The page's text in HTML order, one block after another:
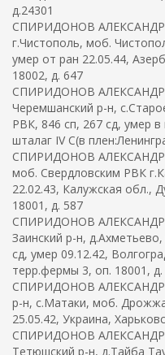
д.24301
СПИРИДОНОВ АЛЕКСАНДР
г.Чистополь, моб.
умер от ран 22.05.44,
18002, д. 647
СПИРИДОНОВ АЛЕКСАНДР
Черемшанский р-н,
РВК, 846 сп, 267 сд, умер
шталаг IV C(в
СПИРИДОНОВ АЛЕКСАНДР
моб. Свердловским РВК
22.02.43, Калужская обл.,
18001, д. 587
СПИРИДОНОВ
Заинский р-н,
сд, умер 09.12.42,
терр.фермы 3, оп. 18001, д.
СПИРИДОНОВ
р-н, с.Матаки, моб.
25.05.42, Украина,
СПИРИДОНОВ АЛЕКСАНДР
Тетюшский р-н, д.Тайба